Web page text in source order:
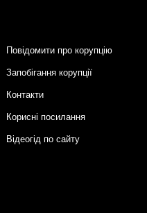
Повідомити про корупцію
Запобігання корупції
Контакти
Корисні посилання
Відеогід по сайту